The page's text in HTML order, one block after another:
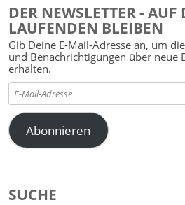
DER NEWSLETTER - AUF
LAUFENDEN BLEIBEN
Gib Deine E-Mail-Adresse an, um
und Benachrichtigungen über neue
erhalten.
E-
Mail-
Adresse
Abonnieren
SUCHE